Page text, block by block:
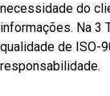
necessidade do
informações. Na 3
qualidade de ISO-
responsabilidade.